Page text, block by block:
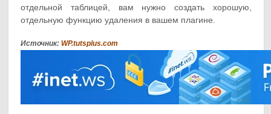
отдельной таблицей, вам нужно создать хорошую,
отдельную функцию удаления в вашем плагине.
Источник:WP.tutsplus.com